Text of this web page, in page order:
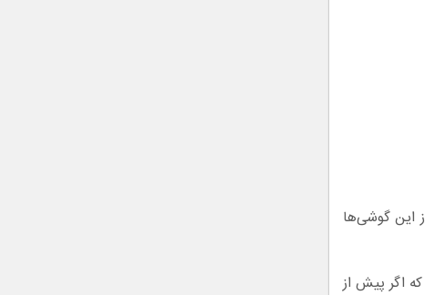
۳.۱ میلیون دستگاه از این گوشی‌ها
اگر پیش از